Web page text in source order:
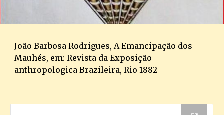
João Barbosa Rodrigues, A Emancipação dos
Mauhés, em: Revista da Exposição
anthropologica Brazileira, Rio 1882